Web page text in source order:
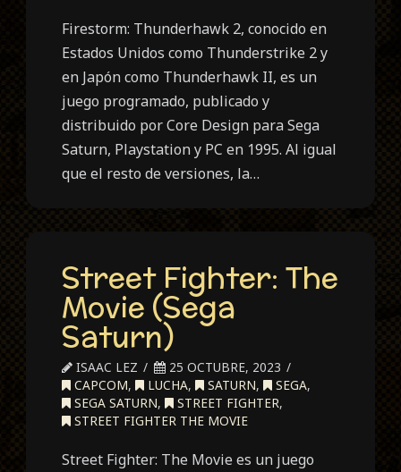
Firestorm: Thunderhawk 2, conocido en
Estados Unidos como Thunderstrike 2 y
en Japón como Thunderhawk II, es un
juego programado, publicado y
distribuido por Core Design para Sega
Saturn, Playstation y PC en 1995. Al igual
que el resto de versiones, la…
Street Fighter: The
Movie (Sega
Saturn)
ISAAC LEZ
25 OCTUBRE, 2023
CAPCOM, LUCHA, SATURN, SEGA,
SEGA SATURN, STREET FIGHTER,
STREET FIGHTER THE MOVIE
Street Fighter: The Movie es un juego